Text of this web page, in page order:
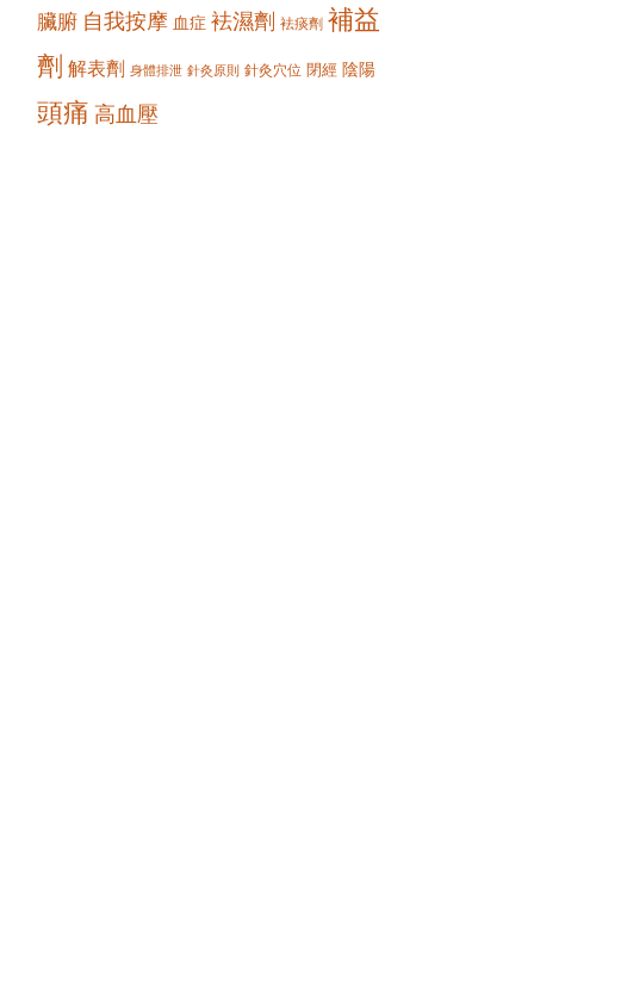
臟腑 自我按摩 血症 袪濕劑 袪痰劑 補益
劑 解表劑 身體排泄 針灸原則 針灸穴位 閉經 陰陽
頭痛 高血壓